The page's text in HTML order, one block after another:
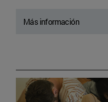
Más información